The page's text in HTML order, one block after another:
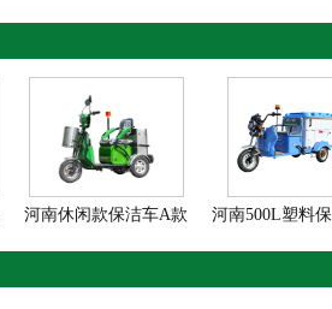
河南休闲款保洁车A款 河南500L塑料